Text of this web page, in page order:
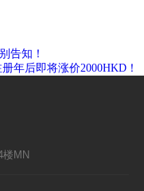
告知！
年后即将涨价2000HKD！
MN